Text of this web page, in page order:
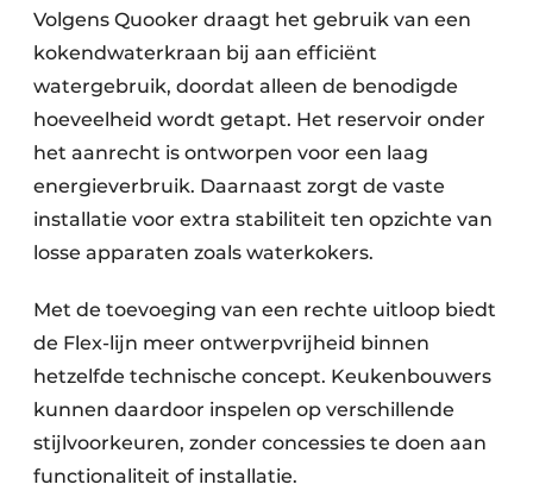
Volgens Quooker draagt het gebruik van een
kokendwaterkraan bij aan efficiënt
watergebruik, doordat alleen de benodigde
hoeveelheid wordt getapt. Het reservoir onder
het aanrecht is ontworpen voor een laag
energieverbruik. Daarnaast zorgt de vaste
installatie voor extra stabiliteit ten opzichte van
losse apparaten zoals waterkokers.
Met de toevoeging van een rechte uitloop biedt
de Flex-lijn meer ontwerpvrijheid binnen
hetzelfde technische concept. Keukenbouwers
kunnen daardoor inspelen op verschillende
stijlvoorkeuren, zonder concessies te doen aan
functionaliteit of installatie.